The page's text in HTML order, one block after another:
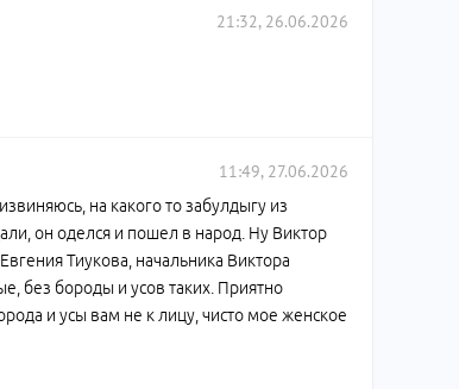
21:32, 26.06.2026
11:49, 27.06.2026
на какого то забулдыгу из
он оделся и пошел в народ. Ну Виктор
Тиукова, начальника Виктора
без бороды и усов таких. Приятно
и усы вам не к лицу, чисто мое женское